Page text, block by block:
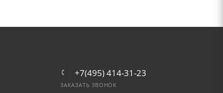
+7(495) 414-31-23
ЗАКАЗАТЬ ЗВОНОК